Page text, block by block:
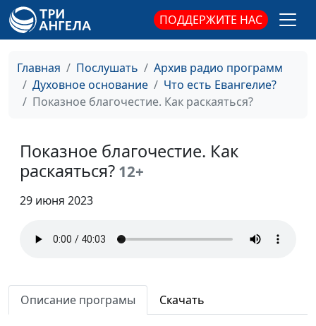
ПОДДЕРЖИТЕ НАС
Главная Послушать
Архив радио программ
Духовное основание
Что есть Евангелие?
Показное благочестие. Как раскаяться?
Показное благочестие. Как
раскаяться? 12+
29 июня 2023
Описание програмы Скачать
Притча о неверном
управителе
Юлия Уткина, Николай
Кунцевич,
священнослужитель и
Елена Варнавская
#38
Притча о блудном
Юлия Уткина, Николай
Елена Варнавская
Так ли плохо быть
грешником
Елена Варнавская
религиозных людей
священнослужитель и
Елена Варнавская